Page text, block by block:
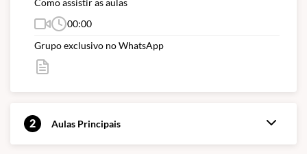
Como assistir as aulas
00:00
Grupo exclusivo no WhatsApp
2 Aulas Principais